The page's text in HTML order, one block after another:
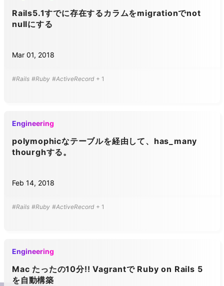
Rails5.1すでに存在するカラムをmigrationでnot
nullにする
Mar 01, 2018
#Rails #Ruby #ActiveRecord + 1
Engineering
polymophicなテーブルを経由して、has_many
thourghする。
Feb 14, 2018
#Rails #Ruby #ActiveRecord + 1
Engineering
Mac たったの10分!! Vagrantで Ruby on Rails 5
を自動構築